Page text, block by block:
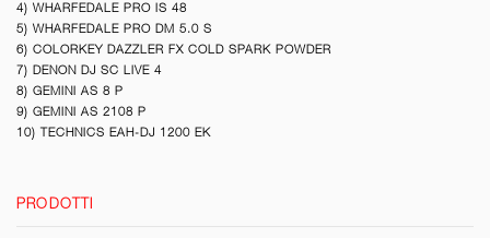
4) WHARFEDALE PRO IS 48
5) WHARFEDALE PRO DM 5.0 S
6) COLORKEY DAZZLER FX COLD SPARK POWDER
7) DENON DJ SC LIVE 4
8) GEMINI AS 8 P
9) GEMINI AS 2108 P
10) TECHNICS EAH-DJ 1200 EK
PRODOTTI